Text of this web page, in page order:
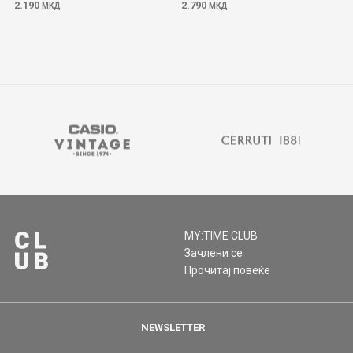
2.190 МКД 2.790 МКД
MY:TIME CLUB
Зачлени се
Прочитај повеќе
NEWSLETTER